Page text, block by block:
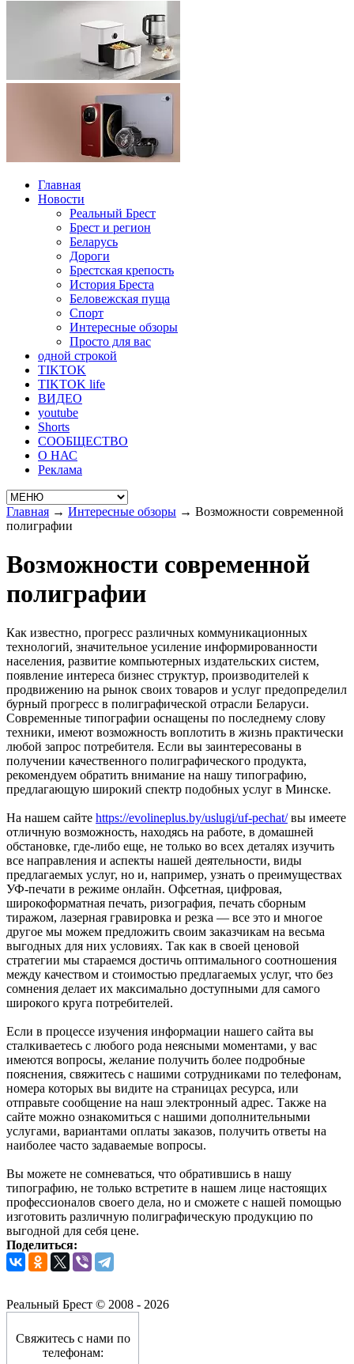
Главная
Новости
Реальный Брест
Брест и регион
Беларусь
Дороги
Брестская крепость
История Бреста
Беловежская пуща
Спорт
Интересные обзоры
Просто для вас
одной строкой
TIKTOK
TIKTOK life
ВИДЕО
youtube
Shorts
СООБЩЕСТВО
О НАС
Реклама
Главная → Интересные обзоры → Возможности современной
полиграфии
Возможности современной
полиграфии
Как известно, прогресс различных коммуникационных
технологий, значительное усиление информированности
населения, развитие компьютерных издательских систем,
появление интереса бизнес структур, производителей к
продвижению на рынок своих товаров и услуг предопределил
бурный прогресс в полиграфической отрасли Беларуси.
Современные типографии оснащены по последнему слову
техники, имеют возможность воплотить в жизнь практически
любой запрос потребителя. Если вы заинтересованы в
получении качественного полиграфического продукта,
рекомендуем обратить внимание на нашу типографию,
предлагающую широкий спектр подобных услуг в Минске.
На нашем сайте https://evolineplus.by/uslugi/uf-pechat/вы имеете
отличную возможность, находясь на работе, в домашней
обстановке, где-либо еще, не только во всех деталях изучить
все направления и аспекты нашей деятельности, виды
предлагаемых услуг, но и, например, узнать о преимуществах
УФ-печати в режиме онлайн. Офсетная, цифровая,
широкоформатная печать, ризография, печать сборным
тиражом, лазерная гравировка и резка — все это и многое
другое мы можем предложить своим заказчикам на весьма
выгодных для них условиях. Так как в своей ценовой
стратегии мы стараемся достичь оптимального соотношения
между качеством и стоимостью предлагаемых услуг, что без
сомнения делает их максимально доступными для самого
широкого круга потребителей.
Если в процессе изучения информации нашего сайта вы
сталкиваетесь с любого рода неясными моментами, у вас
имеются вопросы, желание получить более подробные
пояснения, свяжитесь с нашими сотрудниками по телефонам,
номера которых вы видите на страницах ресурса, или
отправьте сообщение на наш электронный адрес. Также на
сайте можно ознакомиться с нашими дополнительными
услугами, вариантами оплаты заказов, получить ответы на
наиболее часто задаваемые вопросы.
Вы можете не сомневаться, что обратившись в нашу
типографию, не только встретите в нашем лице настоящих
профессионалов своего дела, но и сможете с нашей помощью
изготовить различную полиграфическую продукцию по
выгодной для себя цене.
Поделиться:
Реальный Брест © 2008 - 2026
Свяжитесь с нами по
телефонам: